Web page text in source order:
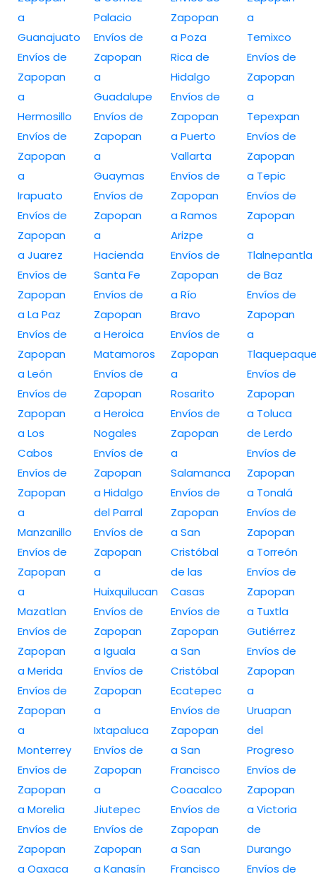
a
Guanajuato
Envíos de
Zapopan
a
Hermosillo
Envíos de
Zapopan
a
Irapuato
Envíos de
Zapopan
a Juarez
Envíos de
Zapopan
a La Paz
Envíos de
Zapopan
a León
Envíos de
Zapopan
a Los
Cabos
Envíos de
Zapopan
a
Manzanillo
Envíos de
Zapopan
a
Mazatlan
Envíos de
Zapopan
a Merida
Envíos de
Zapopan
a
Monterrey
Envíos de
Zapopan
a Morelia
Envíos de
Zapopan
a Oaxaca
Palacio
Envíos de
Zapopan
a
Guadalupe
Envíos de
Zapopan
a
Guaymas
Envíos de
Zapopan
a
Hacienda
Santa Fe
Envíos de
Zapopan
a Heroica
Matamoros
Envíos de
Zapopan
a Heroica
Nogales
Envíos de
Zapopan
a Hidalgo
del Parral
Envíos de
Zapopan
a
Huixquilucan
Envíos de
Zapopan
a Iguala
Envíos de
Zapopan
a
Ixtapaluca
Envíos de
Zapopan
a
Jiutepec
Envíos de
Zapopan
a Kanasín
Zapopan
a Poza
Rica de
Hidalgo
Envíos de
Zapopan
a Puerto
Vallarta
Envíos de
Zapopan
a Ramos
Arizpe
Envíos de
Zapopan
a Río
Bravo
Envíos de
Zapopan
a
Rosarito
Envíos de
Zapopan
a
Salamanca
Envíos de
Zapopan
a San
Cristóbal
de las
Casas
Envíos de
Zapopan
a San
Cristóbal
Ecatepec
Envíos de
Zapopan
a San
Francisco
Coacalco
Envíos de
Zapopan
a San
Francisco
a
Temixco
Envíos de
Zapopan
a
Tepexpan
Envíos de
Zapopan
a Tepic
Envíos de
Zapopan
a
Tlalnepantla
de Baz
Envíos de
Zapopan
a
Envíos de
Zapopan
a Toluca
de Lerdo
Envíos de
Zapopan
a Tonalá
Envíos de
Zapopan
a Torreón
Envíos de
Zapopan
a Tuxtla
Gutiérrez
Envíos de
Zapopan
a
Uruapan
del
Progreso
Envíos de
Zapopan
a Victoria
de
Durango
Envíos de